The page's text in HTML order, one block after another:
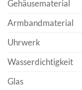
Gehäusematerial
Armbandmaterial
Uhrwerk
Wasserdichtigkeit
Glas